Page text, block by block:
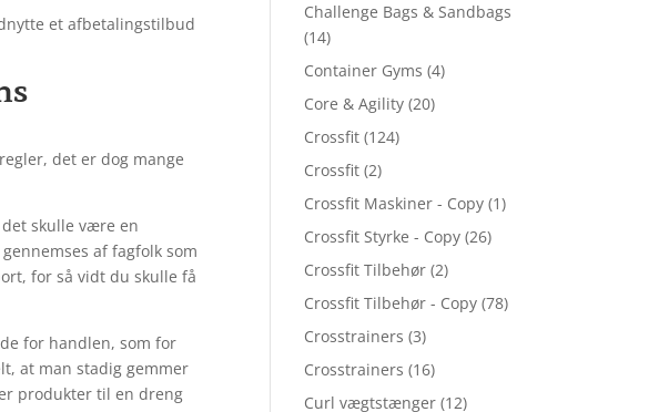
et afbetalingstilbud
det er dog mange
skulle være en
af fagfolk som
for så vidt du skulle få
for handlen, som for
at man stadig gemmer
produkter til en dreng
Challenge Bags & Sandbags
(14)
Container Gyms (4)
Core & Agility (20)
Crossfit (124)
Crossfit (2)
Crossfit Maskiner - Copy (1)
Crossfit Styrke - Copy (26)
Crossfit Tilbehør (2)
Crossfit Tilbehør - Copy (78)
Crosstrainers (3)
Crosstrainers (16)
Curl vægtstænger (12)